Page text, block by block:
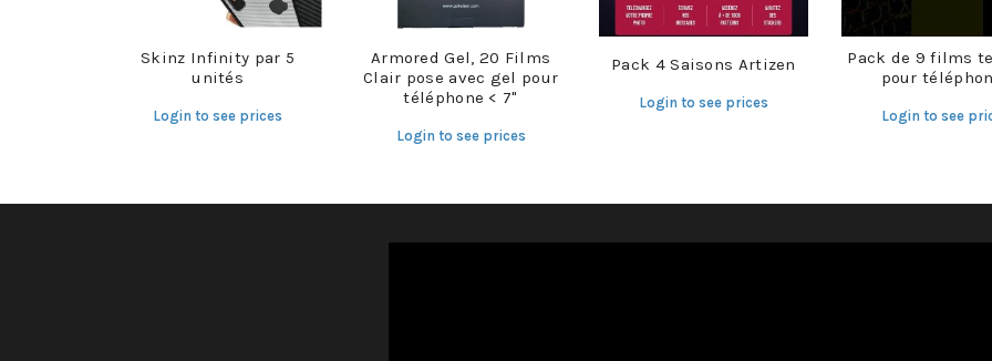
Skinz Infinity par 5
unités
Login to see prices
Armored Gel, 20 Films
Clair pose avec gel pour
téléphone < 7"
Login to see prices
Pack 4 Saisons Artizen
Login to see prices
Pack de 9 films
pour
Login to see